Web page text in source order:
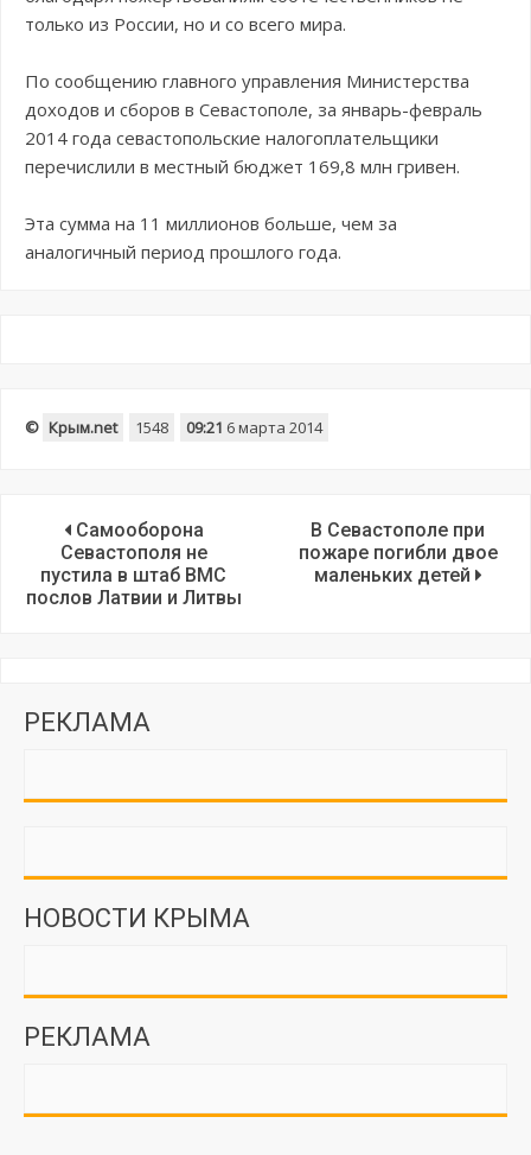
только из России, но и со всего мира.
По сообщению главного управления Министерства
доходов и сборов в Севастополе, за январь-февраль
2014 года севастопольские налогоплательщики
перечислили в местный бюджет 169,8 млн гривен.
Эта сумма на 11 миллионов больше, чем за
аналогичный период прошлого года.
© Крым.net 1548 09:21 6 марта 2014
Самооборона
Севастополя не
пустила в штаб ВМС
послов Латвии и Литвы
В Севастополе при
пожаре погибли двое
маленьких детей
РЕКЛАМА
НОВОСТИ КРЫМА
РЕКЛАМА